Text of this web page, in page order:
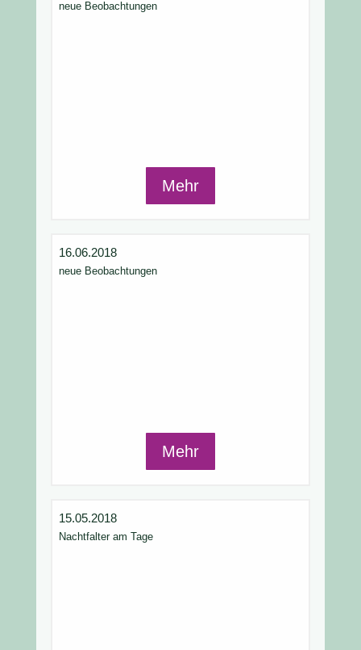
neue Beobachtungen
Mehr
16.06.2018
neue Beobachtungen
Mehr
15.05.2018
Nachtfalter am Tage